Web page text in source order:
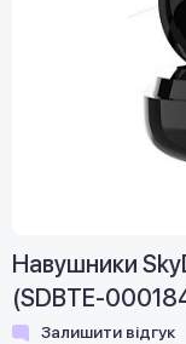
Навушники
(SDBTE-
Залишити відгук